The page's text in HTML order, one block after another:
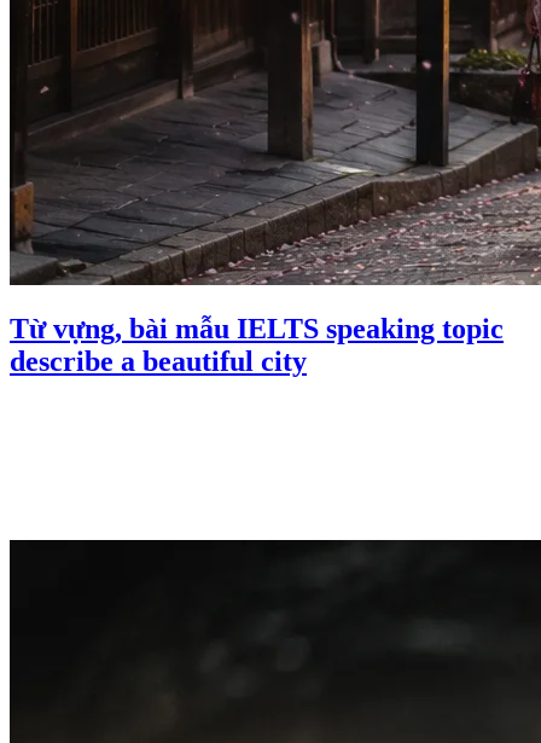
Từ vựng, bài mẫu IELTS speaking topic
describe a beautiful city